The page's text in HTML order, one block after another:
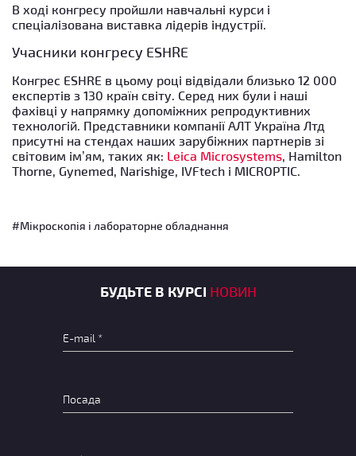
В ході конгресу пройшли навчальні курси і
спеціалізована виставка лідерів індустрії.
Учасники конгресу ESHRE
Конгрес ESHRE в цьому році відвідали близько 12 000
експертів з 130 країн світу. Серед них були і наші
фахівці у напрямку допоміжних репродуктивних
технологій. Представники компанії АЛТ Україна Лтд
присутні на стендах наших зарубіжних партнерів зі
світовим ім’ям, таких як: Leica Microsystems , Hamilton
Thorne, Gynemed, Narishige, IVFtech і MICROPTIC.
#Мікроскопія і лабораторне обладнання
БУДЬТЕ В КУРСІ НОВИН